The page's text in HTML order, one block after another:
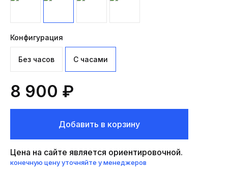
Конфигурация
Без часов С часами
8 900 ₽
Добавить в корзину
Цена на сайте является ориентировочной.
конечную цену уточняйте у менеджеров